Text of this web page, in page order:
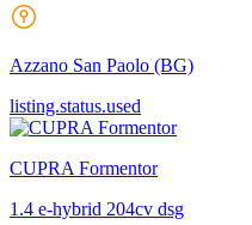
Azzano San Paolo (BG)
listing.status.used
CUPRA Formentor
1.4 e-hybrid 204cv dsg